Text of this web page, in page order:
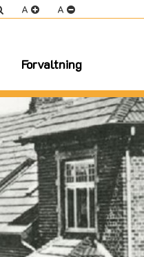
A A
Forvaltning